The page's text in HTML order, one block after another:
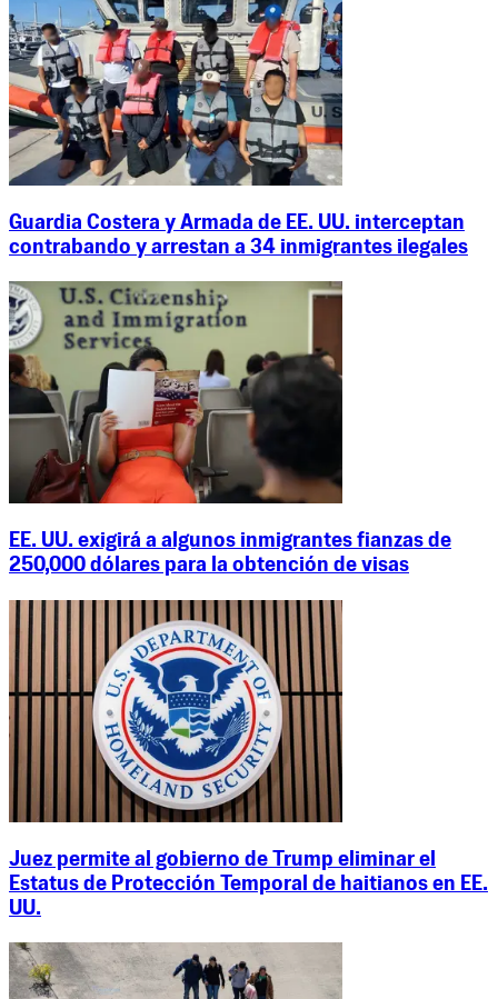
Guardia Costera y Armada de EE. UU. interceptan
contrabando y arrestan a 34 inmigrantes ilegales
EE. UU. exigirá a algunos inmigrantes fianzas de
250,000 dólares para la obtención de visas
Juez permite al gobierno de Trump eliminar el
Estatus de Protección Temporal de haitianos en EE.
UU.